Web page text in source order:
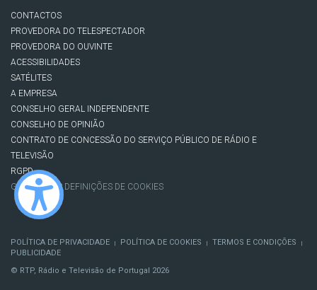
CONTACTOS
PROVEDORA DO TELESPECTADOR
PROVEDORA DO OUVINTE
ACESSIBILIDADES
SATÉLITES
A EMPRESA
CONSELHO GERAL INDEPENDENTE
CONSELHO DE OPINIÃO
CONTRATO DE CONCESSÃO DO SERVIÇO PÚBLICO DE RÁDIO E
TELEVISÃO
RGPD
GESTÃO DAS DEFINIÇÕES DE COOKIES
POLÍTICA DE PRIVACIDADE | POLÍTICA DE COOKIES | TERMOS E CONDIÇÕES |
PUBLICIDADE
© RTP, Rádio e Televisão de Portugal 2026